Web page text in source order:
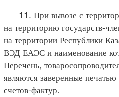
11. При вывозе с
на территорию государств-
на территории Республики
ВЭД ЕАЭС и наименование
Перечень,
являются заверенные
счетов-фактур.